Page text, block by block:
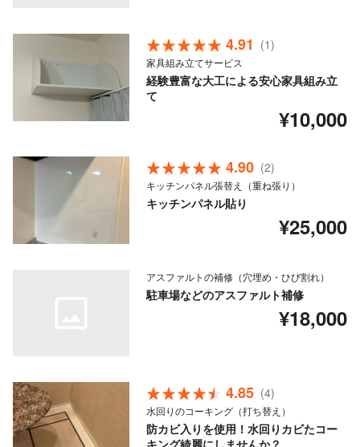
4.91 (1)
家具組み立てサービス
経験豊富な大工による安心家具組み立
て
¥10,000
4.90 (2)
キッチンパネル張替え（重ね張り）
キッチンパネル貼り
¥25,000
アスファルトの補修（穴埋め・ひび割れ）
駐車場などのアスファルト補修
¥18,000
4.85 (4)
水回りのコーキング（打ち替え）
防カビ入りを使用！水回りカビたコー